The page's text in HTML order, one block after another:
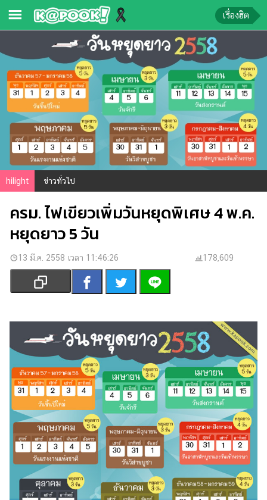
ข่าว-
ความ
รู้
ข่าว
ข่าว
บันเทิง
ตรวจ
หวย
ผล
บอล
สด
การ
เงิน
การ
บันเทิง
ดู
หนัง
Music
Station
ละคร
บันเทิง
เกาหลี
เรื่องฮิต
hilight ข่าวทั่วไป
ครม. ไฟเขียวเพิ่มวันหยุดพิเศษ 4 พ.ค.
หยุดยาว 5 วัน
13 มี.ค. 2558 เวลา 11:46:26 178,609